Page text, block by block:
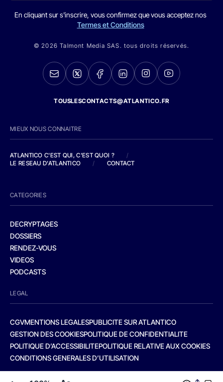
En cliquant sur s'inscrire, vous confirmez que vous acceptez nos
Termes et Conditions
© 2026 Talmont Media SAS. tous droits réservés.
TOUSLESCONTACTS@ATLANTICO.FR
MIEUX NOUS CONNAITRE
ATLANTICO C'EST QUI, C'EST QUOI ?
/
LE RESEAU D'ATLANTICO
/ CONTACT
CATEGORIES
DECRYPTAGES
DOSSIERS
RENDEZ-VOUS
VIDEOS
PODCASTS
LEGAL
CGVMENTIONS LEGALESPUBLICITE SUR ATLANTICO
GESTION DES COOKIESPOLITIQUE DE CONFIDENTIALITE
POLITIQUE D’ACCESSIBILITEPOLITIQUE RELATIVE AUX COOKIES
CONDITIONS GENERALES D’UTILISATION